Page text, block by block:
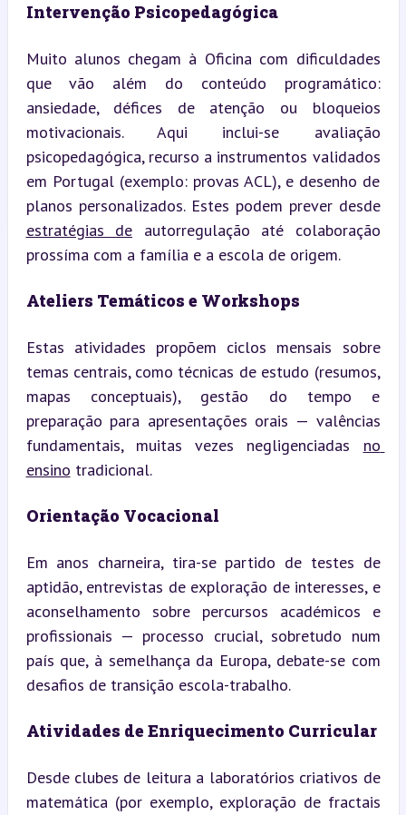
Intervenção Psicopedagógica
Muito alunos chegam à Oficina com dificuldades
que vão além do conteúdo programático:
ansiedade, défices de atenção ou bloqueios
motivacionais. Aqui inclui-se avaliação
psicopedagógica, recurso a instrumentos validados
em Portugal (exemplo: provas ACL), e desenho de
planos personalizados. Estes podem prever desde
estratégias de autorregulação até colaboração
prossíma com a família e a escola de origem.
Ateliers Temáticos e Workshops
Estas atividades propõem ciclos mensais sobre
temas centrais, como técnicas de estudo (resumos,
mapas conceptuais), gestão do tempo e
preparação para apresentações orais — valências
fundamentais, muitas vezes negligenciadas no
ensino tradicional.
Orientação Vocacional
Em anos charneira, tira-se partido de testes de
aptidão, entrevistas de exploração de interesses, e
aconselhamento sobre percursos académicos e
profissionais — processo crucial, sobretudo num
país que, à semelhança da Europa, debate-se com
desafios de transição escola-trabalho.
Atividades de Enriquecimento Curricular
Desde clubes de leitura a laboratórios criativos de
matemática (por exemplo, exploração de fractais